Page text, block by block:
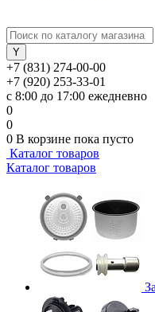
+7 (831) 274-00-00
+7 (920) 253-33-01
с 8:00 до 17:00 ежедневно
0
0
0 В корзине пока пусто
Каталог товаров
Каталог товаров